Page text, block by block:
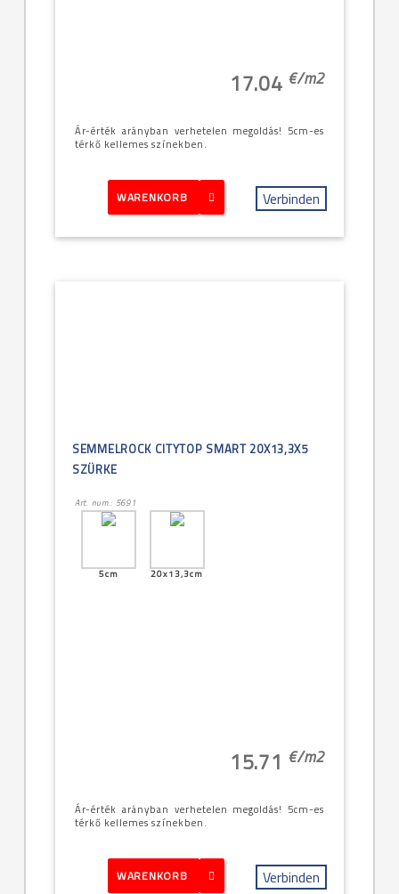
17.04 €/m2
Ár-érték arányban verhetelen megoldás! 5cm-es
térkő kellemes színekben.
WARENKORB Verbinden
SEMMELROCK CITYTOP SMART 20X13,3X5
SZÜRKE
Art. num.: 5691
5cm 20x13,3cm
15.71 €/m2
Ár-érték arányban verhetelen megoldás! 5cm-es
térkő kellemes színekben.
WARENKORB Verbinden